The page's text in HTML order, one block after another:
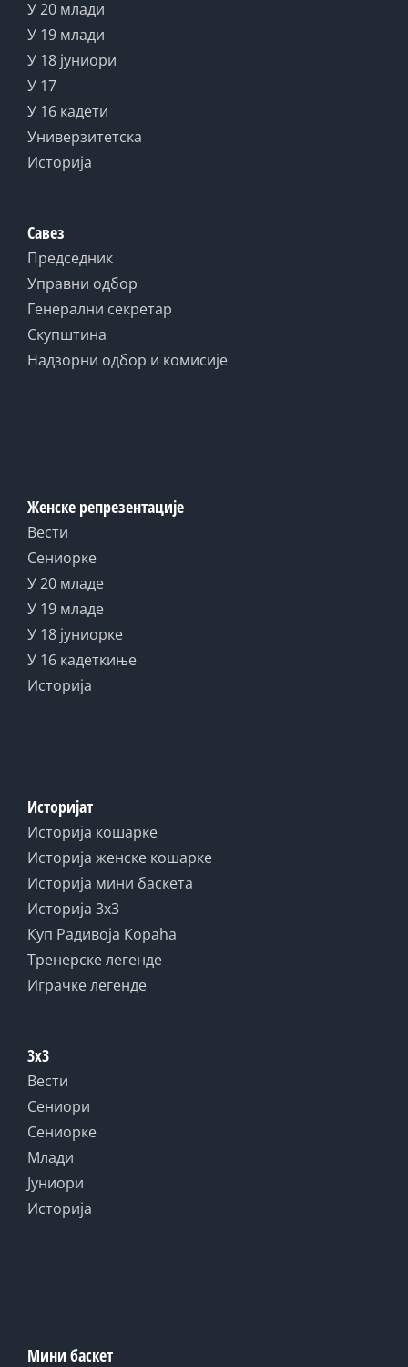
У 20 млади
У 19 млади
У 18 јуниори
У 17
У 16 кадети
Универзитетска
Историја
Савез
Председник
Управни одбор
Генерални секретар
Скупштина
Надзорни одбор и комисије
Женске репрезентације
Вести
Сениорке
У 20 младе
У 19 младе
У 18 јуниорке
У 16 кадеткиње
Историја
Историјат
Историја кошарке
Историја женске кошарке
Историја мини баскета
Историја 3x3
Куп Радивоја Кораћа
Тренерске легенде
Играчке легенде
3x3
Вести
Сениори
Сениорке
Млади
Јуниори
Историја
Мини баскет